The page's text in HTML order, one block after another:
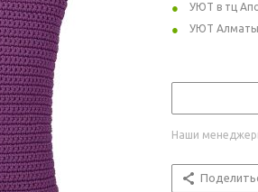
УЮТ в тц
УЮТ Алматы
Наши